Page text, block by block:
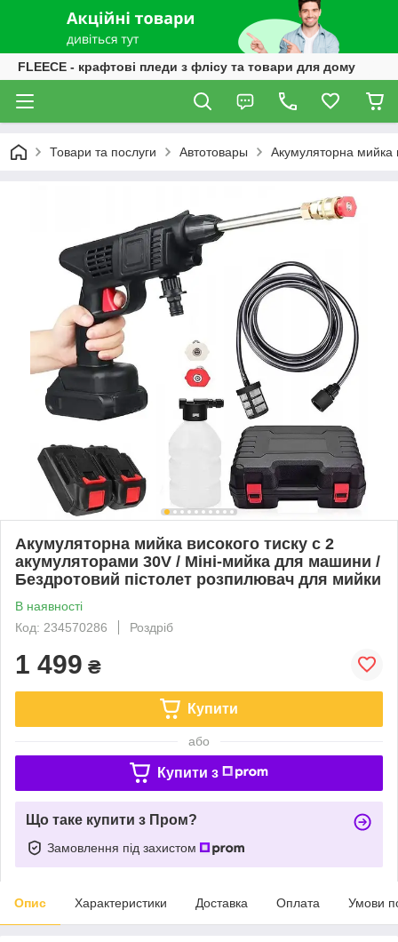
FLEECE - крафтові пледи з флісу та товари для дому
Товари та послуги Автотовары Акумуляторна мийка
Акумуляторна мийка високого тиску с 2
акумуляторами 30V / Міні-мийка для машини /
Бездротовий пістолет розпилювач для мийки
В наявності
Код: 234570286
Роздріб
1 499 ₴
Купити
або
Купити з
Що таке купити з Пром?
Замовлення під захистом
Опис Характеристики Доставка Оплата Умови